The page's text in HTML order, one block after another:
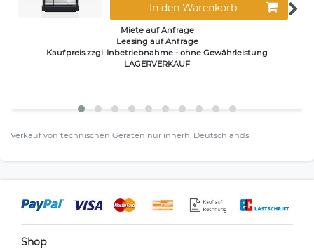
In den Warenkorb
Miete auf Anfrage
Leasing auf Anfrage
Kaufpreis zzgl. Inbetriebnahme - ohne Gewährleistung
LAGERVERKAUF
Verkauf von technischen Geräten nur innerh. Deutschlands.
Shop